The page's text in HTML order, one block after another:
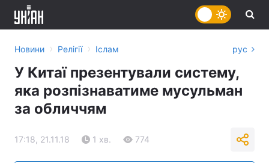
Новини › Релігії › Іслам рус
У Китаї презентували систему,
яка розпізнаватиме мусульман
за обличчям
17:18, 21.11.18 1 хв. 774